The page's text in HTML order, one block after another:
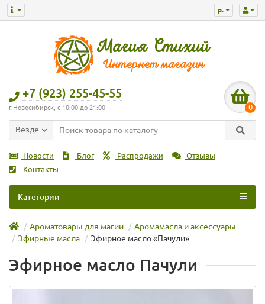
р.
+7 (923) 255-45-55
г.Новосибирск, с 10:00 до 21:00 0
Везде
Новости Блог Распродажи
Отзывы
Контакты
Категории
Ароматовары для магии
Аромамасла и аксессуары
Эфирные масла
Эфирное масло «Пачули»
Эфирное масло Пачули